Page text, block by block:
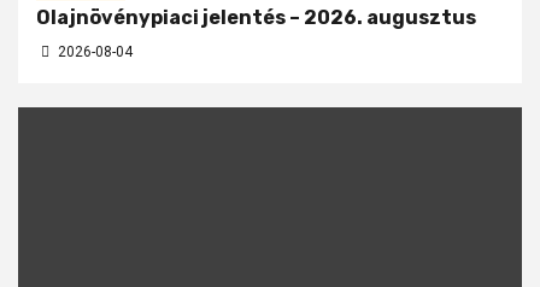
Olajnövénypiaci jelentés – 2026. augusztus
2026-08-04